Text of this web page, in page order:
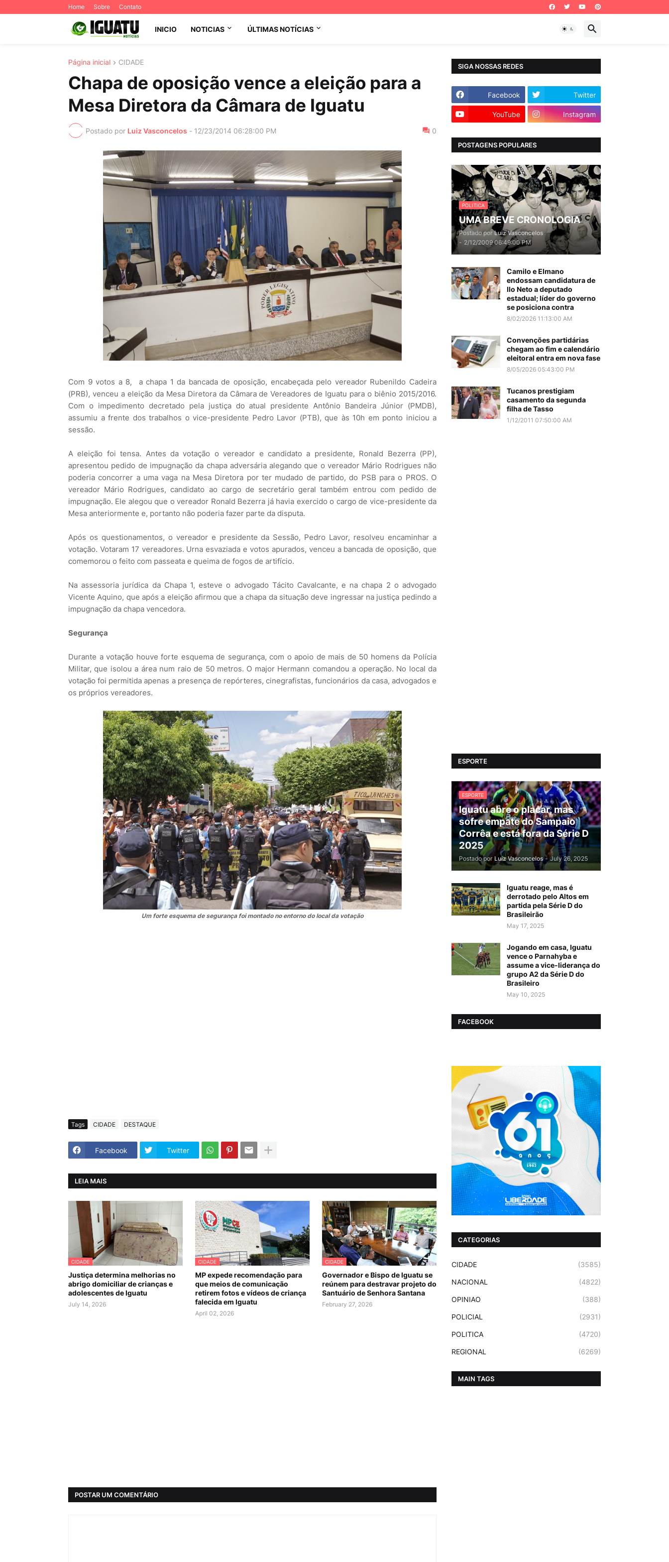
Home Sobre Contato
INICIO NOTICIAS ÚLTIMAS NOTÍCIAS
Página inicial CIDADE
Chapa de oposição vence a eleição para a
Mesa Diretora da Câmara de Iguatu
Postado por Luiz Vasconcelos - 12/23/2014 06:28:00 PM 0
Com 9 votos a 8, a chapa 1 da bancada de oposição, encabeçada pelo vereador Rubenildo Cadeira
(PRB), venceu a eleição da Mesa Diretora da Câmara de Vereadores de Iguatu para o biênio 2015/2016.
Com o impedimento decretado pela justiça do atual presidente Antônio Bandeira Júnior (PMDB),
assumiu a frente dos trabalhos o vice-presidente Pedro Lavor (PTB), que às 10h em ponto iniciou a
sessão.
A eleição foi tensa. Antes da votação o vereador e candidato a presidente, Ronald Bezerra (PP),
apresentou pedido de impugnação da chapa adversária alegando que o vereador Mário Rodrigues não
poderia concorrer a uma vaga na Mesa Diretora por ter mudado de partido, do PSB para o PROS. O
vereador Mário Rodrigues, candidato ao cargo de secretário geral também entrou com pedido de
impugnação. Ele alegou que o vereador Ronald Bezerra já havia exercido o cargo de vice-presidente da
Mesa anteriormente e, portanto não poderia fazer parte da disputa.
Após os questionamentos, o vereador e presidente da Sessão, Pedro Lavor, resolveu encaminhar a
votação. Votaram 17 vereadores. Urna esvaziada e votos apurados, venceu a bancada de oposição, que
comemorou o feito com passeata e queima de fogos de artifício.
Na assessoria jurídica da Chapa 1, esteve o advogado Tácito Cavalcante, e na chapa 2 o advogado
Vicente Aquino, que após a eleição afirmou que a chapa da situação deve ingressar na justiça pedindo a
impugnação da chapa vencedora.
Segurança
Durante a votação houve forte esquema de segurança, com o apoio de mais de 50 homens da Polícia
Militar, que isolou a área num raio de 50 metros. O major Hermann comandou a operação. No local da
votação foi permitida apenas a presença de repórteres, cinegrafistas, funcionários da casa, advogados e
os próprios vereadores.
Um forte esquema de segurança foi montado no entorno do local da votação
Tags CIDADE DESTAQUE
Facebook Twitter
LEIA MAIS
CIDADE
Justiça determina melhorias no
abrigo domiciliar de crianças e
adolescentes de Iguatu
July 14, 2026
CIDADE
MP expede recomendação para
que meios de comunicação
retirem fotos e vídeos de criança
falecida em Iguatu
April 02, 2026
CIDADE
Governador e Bispo de Iguatu se
reúnem para destravar projeto do
Santuário de Senhora Santana
February 27, 2026
POSTAR UM COMENTÁRIO
SIGA NOSSAS REDES
Facebook Twitter
YouTube Instagram
POSTAGENS POPULARES
POLITICA
UMA BREVE CRONOLOGIA
Postado por Luiz Vasconcelos
- 2/12/2009 06:49:00 PM
Camilo e Elmano
endossam candidatura de
Ilo Neto a deputado
estadual; líder do governo
se posiciona contra
8/02/2026 11:13:00 AM
Convenções partidárias
chegam ao fim e calendário
eleitoral entra em nova fase
8/05/2026 05:43:00 PM
Tucanos prestigiam
casamento da segunda
filha de Tasso
1/12/2011 07:50:00 AM
ESPORTE
ESPORTE
Iguatu abre o placar, mas
sofre empate do Sampaio
Corrêa e está fora da Série D
2025
Postado por Luiz Vasconcelos - July 26, 2025
Iguatu reage, mas é
derrotado pelo Altos em
partida pela Série D do
Brasileirão
May 17, 2025
Jogando em casa, Iguatu
vence o Parnahyba e
assume a vice-liderança do
grupo A2 da Série D do
Brasileiro
May 10, 2025
FACEBOOK
CATEGORIAS
CIDADE (3585)
NACIONAL (4822)
OPINIAO (388)
POLICIAL (2931)
POLITICA (4720)
REGIONAL (6269)
MAIN TAGS